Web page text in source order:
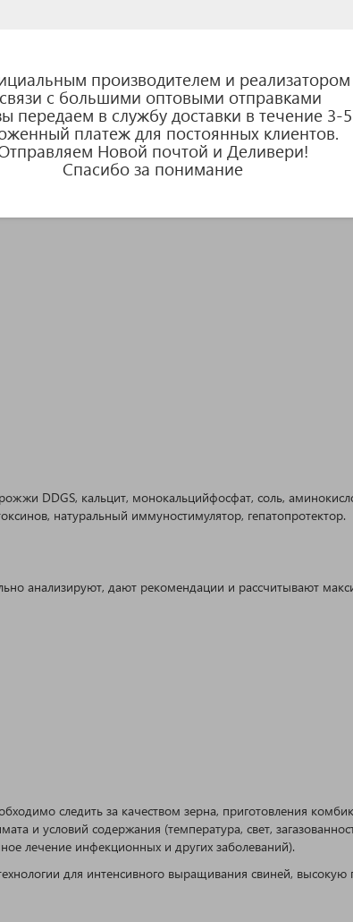
производителем и
с большими оптовыми отправками
передаем в службу доставки в течение 3-
платеж для постоянных клиентов.
Новой почтой и Деливери!
Спасибо за понимание
и откорма свиней всех возрастов с применением
необходимых для интенсивного роста, формирование
снижению стресса и защищает здоровье
и надежность кормления.
DDGS, кальцит, монокальцийфосфат, соль,
натуральный иммуностимулятор, гепатопротектор.
анализируют, дают рекомендации и рассчитывают
следить за качеством зерна, приготовления
и условий содержания (температура, свет,
лечение инфекционных и других заболеваний).
для интенсивного выращивания свиней, высокую